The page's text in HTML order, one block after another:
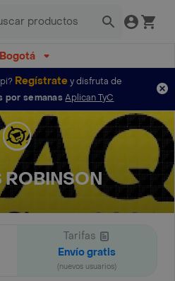
Bogotá
Regístratey disfruta de
por semanas Aplican TyC
ROBINSON
Tarifas
Envío gratis
(nuevos usuarios)